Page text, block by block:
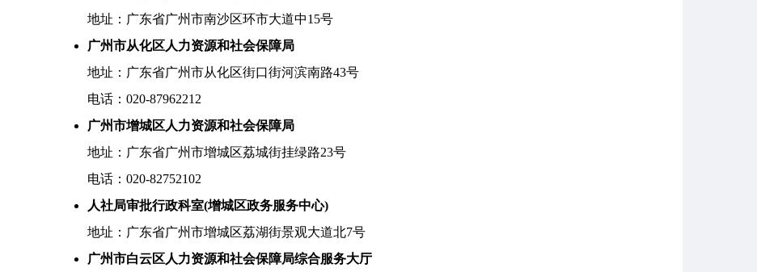
地址：广东省广州市南沙区环市大道中15号
广州市从化区人力资源和社会保障局
地址：广东省广州市从化区街口街河滨南路43号
电话：020-87962212
广州市增城区人力资源和社会保障局
地址：广东省广州市增城区荔城街挂绿路23号
电话：020-82752102
人社局审批行政科室(增城区政务服务中心)
地址：广东省广州市增城区荔湖街景观大道北7号
广州市白云区人力资源和社会保障局综合服务大厅